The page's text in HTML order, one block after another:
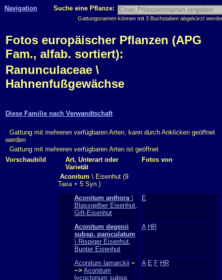
Navigation Suche eine Pflanze:
Gattungsnamen können mit 3 Buchstaben abgekürzt
Fotos europäischer Pflanzen (APG
Fam., alfab. sortiert):
Ranunculaceae \
Hahnenfußgewächse
Diese Familie nach Verwandtschaft
Gattung mit mehreren verfügbaren Arten, kann durch Anklicken geöffnet
werden
Gattung mit mehreren verfügbaren Arten ist geöffnet
Vorschaubild
Art, Unterart oder
Varietät
Fotos von
Aconitum \ Eisenhut (9
Taxa + 5 Syn.)
Aconitum anthora\
Blassgelber Eisenhut,
Gift-Eisenhut
E
Aconitum degenii
subsp. paniculatum
\ Rispiger Eisenhut,
Bunter Eisenhut
A HR
Aconitum lamarckii −
−> Aconitum
lycoctonum subsp.
A E F HR